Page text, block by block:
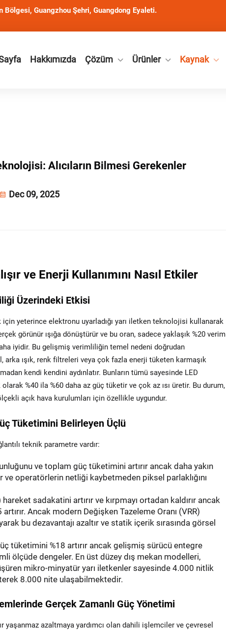
Guangzhou Şehri, Guangdong Eyaleti.
Hakkımızda Çözüm Ürünler Kaynak
Alıcıların Bilmesi Gerekenler
Dec 09, 2025
ve Enerji Kullanımını Nasıl Etkiler
Üzerindeki Etkisi
için yeterince elektronu uyarladığı yarı iletken teknolojisi kullanarak
görünür ışığa dönüştürür ve bu oran, sadece yaklaşık %20 verim
iyidir. Bu gelişmiş verimliliğin temel nedeni doğrudan
ışık, renk filtreleri veya çok fazla enerji tüketen karmaşık
kendi kendini aydınlatır. Bunların tümü sayesinde LED
%40 ila %60 daha az güç tüketir ve çok az ısı üretir. Bu durum,
açık hava kurulumları için özellikle uygundur.
Tüketimini Belirleyen Üçlü
teknik parametre vardır:
ve toplam güç tüketimini artırır ancak daha yakın
operatörlerin netliği kaybetmeden piksel parlaklığını
sadakatini artırır ve kırpmayı ortadan kaldırır ancak
Ancak modern Değişken Tazeleme Oranı (VRR)
bu dezavantajı azaltır ve statik içerik sırasında görsel
tüketimini %18 artırır ancak gelişmiş sürücü entegre
ölçüde dengeler. En üst düzey dış mekan modelleri,
mikro-minyatür yarı iletkenler sayesinde 4.000 nitlik
8.000 nite ulaşabilmektedir.
Gerçek Zamanlı Güç Yönetimi
azaltmaya yardımcı olan dahili işlemciler ve çevresel